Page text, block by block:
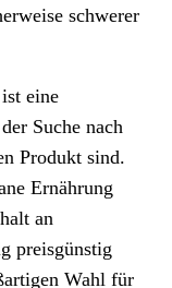
schwerer
eine
Suche nach
Produkt sind.
Ernährung
an
preisgünstig
Wahl für